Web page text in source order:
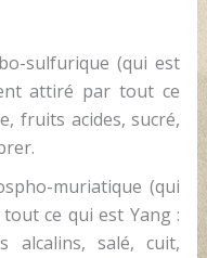
sulfurique (qui est
attiré par tout ce
fruits acides, sucré,
muriatique (qui
ce qui est Yang :
alcalins, salé, cuit,